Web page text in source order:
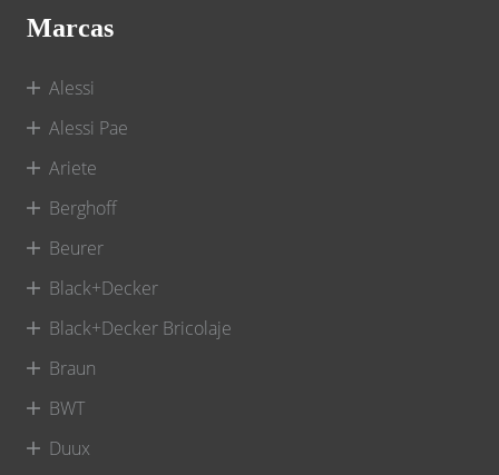
Marcas
Alessi
Alessi Pae
Ariete
Berghoff
Beurer
Black+Decker
Black+Decker Bricolaje
Braun
BWT
Duux